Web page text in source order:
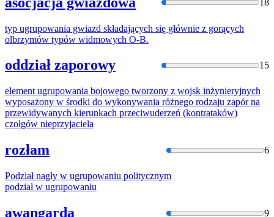
18
typ ugrupowania gwiazd składających się głównie z gorących
olbrzymów typów widmowych O-B.
oddział zaporowy 15
element ugrupowania bojowego tworzony z wojsk inżynieryjnych
wyposażony w środki do wykonywania różnego rodzaju zapór na
przewidywanych kierunkach przeciwuderzeń (kontrataków)
czołgów nieprzyjaciela
rozłam 6
Podział nagły w ugrupowaniu politycznym
podział w ugrupowaniu
awangarda 9